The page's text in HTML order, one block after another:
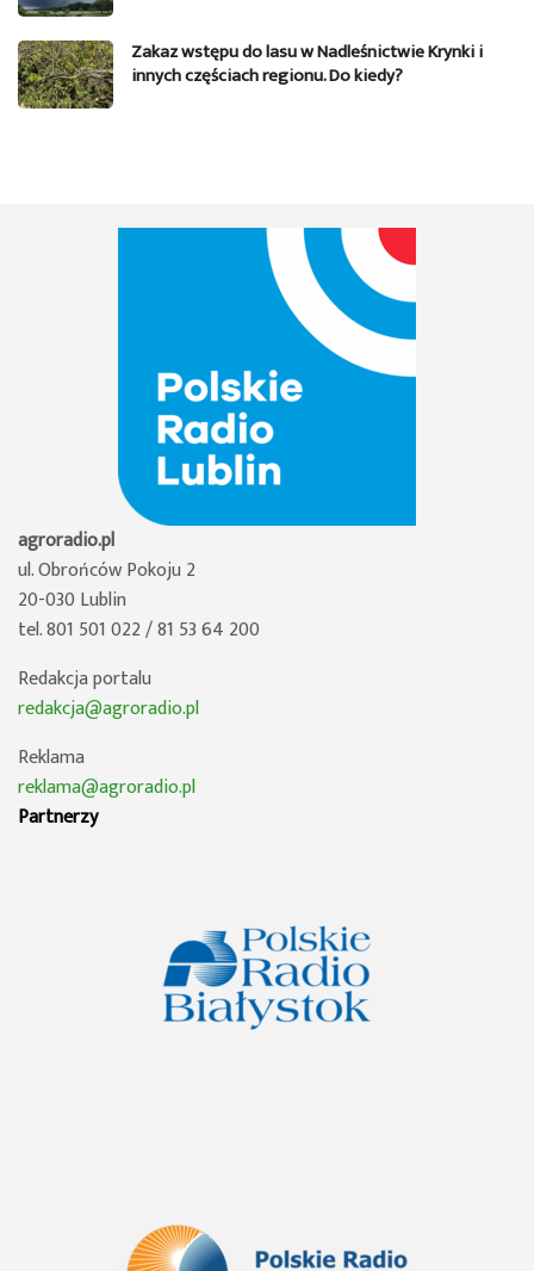
Zakaz wstępu do lasu w Nadleśnictwie Krynki i
innych częściach regionu. Do kiedy?
agroradio.pl
ul. Obrońców Pokoju 2
20-030 Lublin
tel. 801 501 022 / 81 53 64 200
Redakcja portalu
redakcja@agroradio.pl
Reklama
reklama@agroradio.pl
Partnerzy